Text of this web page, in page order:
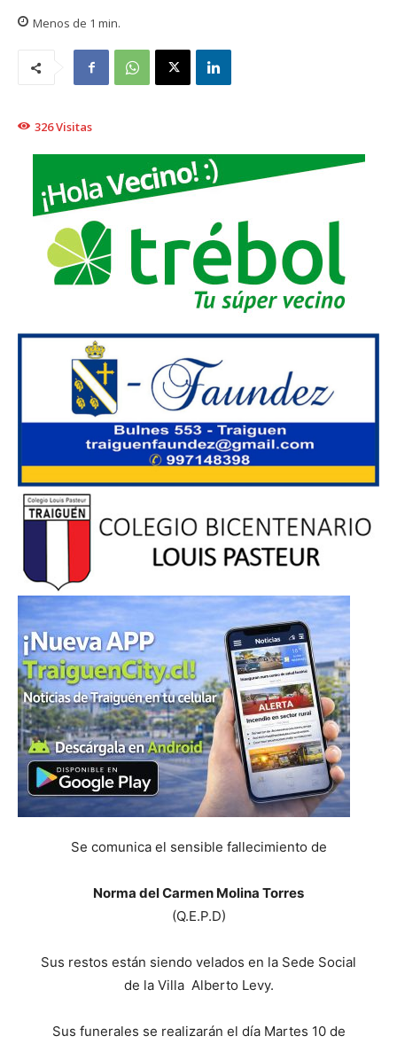
Menos de 1 min.
326Visitas
Se comunica el sensible fallecimiento de
Norma del Carmen Molina Torres
(Q.E.P.D)
Sus restos están siendo velados en la Sede Social
de la Villa Alberto Levy.
Sus funerales se realizarán el día Martes 10 de